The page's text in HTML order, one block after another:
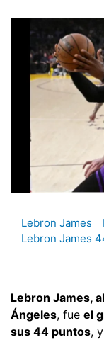
Lebron James
Lebron James
Lebron James,
Ángeles, fue el
sus 44 puntos,